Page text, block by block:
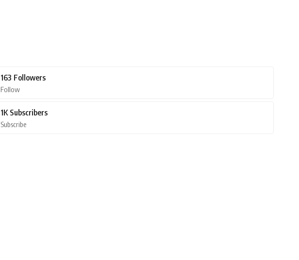
163 Followers
Follow
1K Subscribers
Subscribe